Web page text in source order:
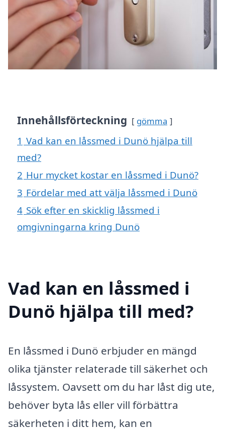
Innehållsförteckning gömma
1 Vad kan en låssmed i Dunö hjälpa till
med?
2 Hur mycket kostar en låssmed i Dunö?
3 Fördelar med att välja låssmed i Dunö
4 Sök efter en skicklig låssmed i
omgivningarna kring Dunö
Vad kan en låssmed i
Dunö hjälpa till med?
En låssmed i Dunö erbjuder en mängd
olika tjänster relaterade till säkerhet och
låssystem. Oavsett om du har låst dig ute,
behöver byta lås eller vill förbättra
säkerheten i ditt hem, kan en